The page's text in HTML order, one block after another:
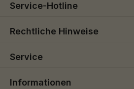
Service-Hotline
Rechtliche Hinweise
Service
Informationen